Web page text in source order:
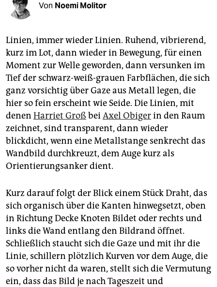
fragen & hilfe
abo
genossenschaft
epaper login
Von Noemi Molitor
Linien, immer wieder Linien. Ruhend, vibrierend,
kurz im Lot, dann wieder in Bewegung, für einen
Moment zur Welle geworden, dann versunken im
Tief der schwarz-weiß-grauen Farbflächen, die sich
ganz vorsichtig über Gaze aus Metall legen, die
hier so fein erscheint wie Seide. Die Linien, mit
denen Harriet Groß beiAxel Obigerin den Raum
zeichnet, sind transparent, dann wieder
blickdicht, wenn eine Metallstange senkrecht das
Wandbild durchkreuzt, dem Auge kurz als
Orientierungsanker dient.
Kurz darauf folgt der Blick einem Stück Draht, das
sich organisch über die Kanten hinwegsetzt, oben
in Richtung Decke Knoten Bildet oder rechts und
links die Wand entlang den Bildrand öffnet.
Schließlich staucht sich die Gaze und mit ihr die
Linie, schillern plötzlich Kurven vor dem Auge, die
so vorher nicht da waren, stellt sich die Vermutung
ein, dass das Bild je nach Tageszeit und